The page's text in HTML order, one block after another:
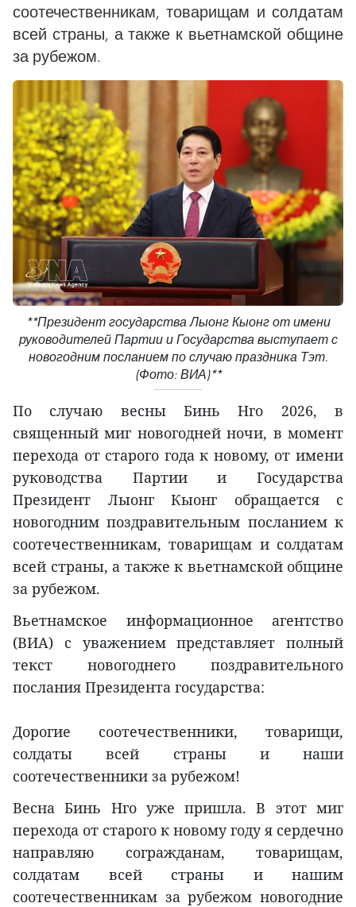
соотечественникам, товарищам и солдатам
всей страны, а также к вьетнамской общине
за рубежом.
**Президент государства Лыонг Кыонг от имени
руководителей Партии и Государства выступает с
новогодним посланием по случаю праздника Тэт.
(Фото: ВИА)**
По случаю весны Бинь Нго 2026, в
священный миг новогодней ночи, в момент
перехода от старого года к новому, от имени
руководства Партии и Государства
Президент Лыонг Кыонг обращается с
новогодним поздравительным посланием к
соотечественникам, товарищам и солдатам
всей страны, а также к вьетнамской общине
за рубежом.
Вьетнамское информационное агентство
(ВИА) с уважением представляет полный
текст новогоднего поздравительного
послания Президента государства:
Дорогие соотечественники, товарищи,
солдаты всей страны и наши
соотечественники за рубежом!
Весна Бинь Нго уже пришла. В этот миг
перехода от старого к новому году я сердечно
направляю согражданам, товарищам,
солдатам всей страны и нашим
соотечественникам за рубежом новогодние